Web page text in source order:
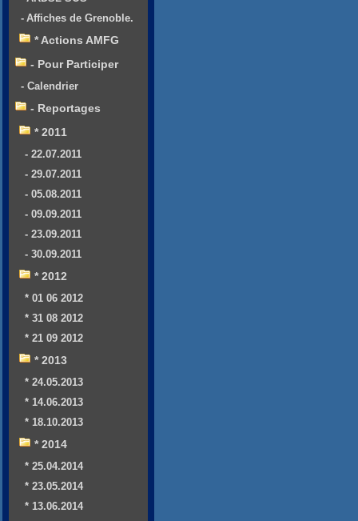
- Affiches de Grenoble.
* Actions AMFG
- Pour Participer
- Calendrier
- Reportages
* 2011
- 22.07.2011
- 29.07.2011
- 05.08.2011
- 09.09.2011
- 23.09.2011
- 30.09.2011
* 2012
* 01 06 2012
* 31 08 2012
* 21 09 2012
* 2013
* 24.05.2013
* 14.06.2013
* 18.10.2013
* 2014
* 25.04.2014
* 23.05.2014
* 13.06.2014